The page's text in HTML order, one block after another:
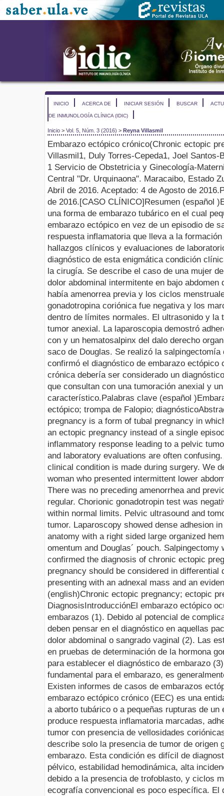
INICIO ACERCA DE INICIAR SESIÓN BUSCAR
DE INMUNOLOGÍA CLÍNICA (IDIC)
Inicio > Vol. 5, Núm. 3 (2016) > Reyna Villasmil
Embarazo ectópico crónico(Chronic ectopic
Villasmil1, Duly Torres-Cepeda1, Joel Santos-
1 Servicio de Obstetricia y Ginecología-
Central "Dr. Urquinaona". Maracaibo, Estado
Abril de 2016. Aceptado: 4 de Agosto de 2016.
de 2016.[CASO CLÍNICO]Resumen (español )
una forma de embarazo tubárico en el cual
embarazo ectópico en vez de un episodio de
respuesta inflamatoria que lleva a la
hallazgos clínicos y evaluaciones de
diagnóstico de esta enigmática condición
la cirugía. Se describe el caso de una mujer
dolor abdominal intermitente en bajo abdomen
había amenorrea previa y los ciclos
gonadotropina coriónica fue negativa y los
dentro de límites normales. El ultrasonido y la
tumor anexial. La laparoscopia demostró
con y un hematosalpinx del dalo derecho
saco de Douglas. Se realizó la
confirmó el diagnóstico de embarazo ectópico
crónica debería ser considerado un
que consultan con una tumoración anexial y
característico.Palabras clave (español )
ectópico; trompa de Falopio; diagnóstico
pregnancy is a form of tubal pregnancy in
an ectopic pregnancy instead of a single
inflammatory response leading to a pelvic
and laboratory evaluations are often
clinical condition is made during surgery. We
woman who presented intermittent lower
There was no preceding amenorrhea and
regular. Chorionic gonadotropin test was
within normal limits. Pelvic ultrasound and
tumor. Laparoscopy showed dense adhesion
anatomy with a right sided large organized
omentum and Douglas´ pouch.
confirmed the diagnosis of chronic ectopic
pregnancy should be considered in differential
presenting with an adnexal mass and an
(english)Chronic ectopic pregnancy; ectopic
DiagnosisIntroducciónEl embarazo ectópico
embarazos (1). Debido al potencial de
deben pensar en el diagnóstico en aquellas
dolor abdominal o sangrado vaginal (2). Las
en pruebas de determinación de la hormona
para establecer el diagnóstico de embarazo
fundamental para el embarazo, es
Existen informes de casos de embarazos
embarazo ectópico crónico (EEC) es una
a aborto tubárico o a pequeñas rupturas de
produce respuesta inflamatoria marcadas,
tumor con presencia de vellosidades
describe solo la presencia de tumor de origen
embarazo. Esta condición es difícil de
pélvico, estabilidad hemodinámica, alta
debido a la presencia de trofoblasto, y ciclos
ecografía convencional es poco específica. El